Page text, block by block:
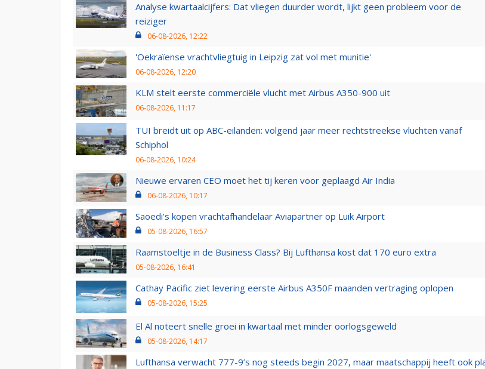
Analyse kwartaalcijfers: Dat vliegen duurder wordt, lijkt geen probleem voor de
reiziger
06-08-2026, 12:22
'Oekraïense vrachtvliegtuig in Leipzig zat vol met munitie'
06-08-2026, 12:20
KLM stelt eerste commerciële vlucht met Airbus A350-900 uit
06-08-2026, 11:17
TUI breidt uit op ABC-eilanden: volgend jaar meer rechtstreekse vluchten vanaf
Schiphol
06-08-2026, 10:24
Nieuwe ervaren CEO moet het tij keren voor geplaagd Air India
06-08-2026, 10:17
Saoedi’s kopen vrachtafhandelaar Aviapartner op Luik Airport
05-08-2026, 16:57
Raamstoeltje in de Business Class? Bij Lufthansa kost dat 170 euro extra
05-08-2026, 16:41
Cathay Pacific ziet levering eerste Airbus A350F maanden vertraging oplopen
05-08-2026, 15:25
El Al noteert snelle groei in kwartaal met minder oorlogsgeweld
05-08-2026, 14:17
Lufthansa verwacht 777-9’s nog steeds begin 2027, maar maatschappij heeft ook